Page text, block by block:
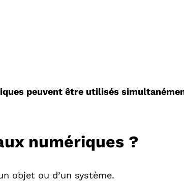
peuvent être utilisés
numériques ?
objet ou d’un système.